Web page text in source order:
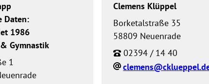
1
Daten:
1986
Gymnastik
Borketalstraße 35
58809 Neuenrade
02394 / 14 40
Clemens Klüppel